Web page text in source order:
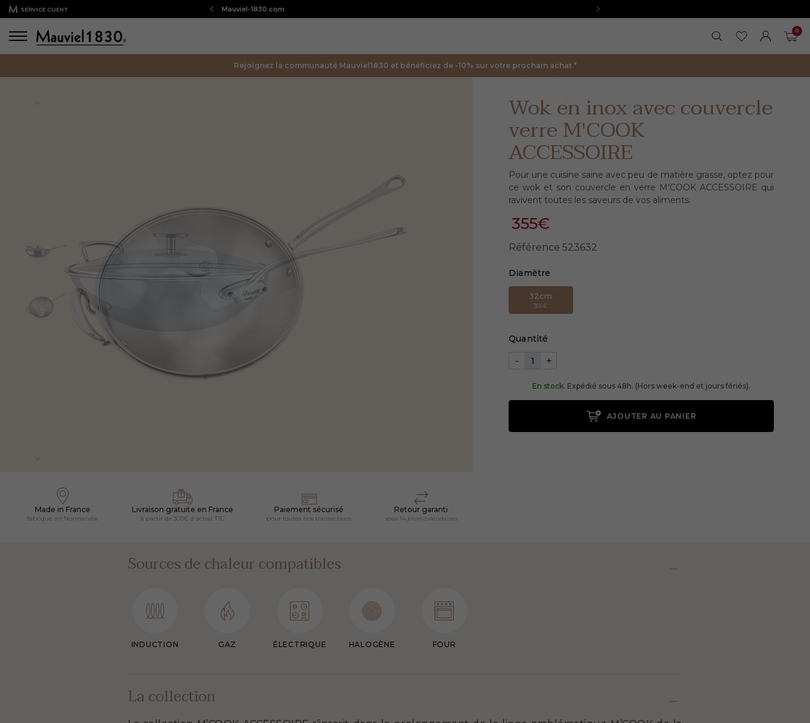
SERVICE CLIENT Bienvenue sur notre boutique en ligne : Mauviel-1830.com
FERMER LA
RECHERCHER
MES FAVORIS
MON
0
Rejoignez la communauté Mauviel1830 et bénéficiez de -10% sur votre prochain achat.*
Made in France
fabriqué en Normandie
Livraison gratuite en France
à partir de 300€ d'achat TTC
Paiement sécurisé
pour toutes nos transactions
Retour garanti
sous 14 jours calendaires
Wok en inox avec couvercle
verre M'COOK
ACCESSOIRE
Pour une cuisine saine avec peu de matière grasse, optez pour
ce wok et son couvercle en verre M’COOK ACCESSOIRE qui
ravivent toutes les saveurs de vos aliments.
355€
Référence 523632
Diamètre
32cm
355€
Quantité
- +
En stock. Expédié sous 48h. (Hors week-end et jours fériés).
AJOUTER AU PANIER
Sources de chaleur compatibles
INDUCTION GAZ ÉLECTRIQUE HALOGÈNE FOUR
La collection